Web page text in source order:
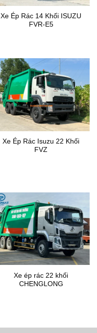
Xe Ép Rác 14 Khối ISUZU
FVR-E5
Xe Ép Rác Isuzu 22 Khối
FVZ
Xe ép rác 22 khối
CHENGLONG